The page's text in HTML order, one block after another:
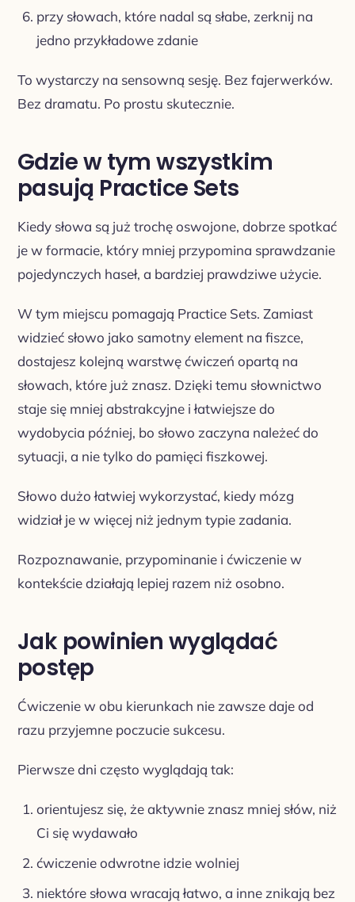
przy słowach, które nadal są słabe, zerknij na
jedno przykładowe zdanie
To wystarczy na sensowną sesję. Bez fajerwerków.
Bez dramatu. Po prostu skutecznie.
Gdzie w tym wszystkim
pasują Practice Sets
Kiedy słowa są już trochę oswojone, dobrze spotkać
je w formacie, który mniej przypomina sprawdzanie
pojedynczych haseł, a bardziej prawdziwe użycie.
W tym miejscu pomagają Practice Sets. Zamiast
widzieć słowo jako samotny element na fiszce,
dostajesz kolejną warstwę ćwiczeń opartą na
słowach, które już znasz. Dzięki temu słownictwo
staje się mniej abstrakcyjne i łatwiejsze do
wydobycia później, bo słowo zaczyna należeć do
sytuacji, a nie tylko do pamięci fiszkowej.
Słowo dużo łatwiej wykorzystać, kiedy mózg
widział je w więcej niż jednym typie zadania.
Rozpoznawanie, przypominanie i ćwiczenie w
kontekście działają lepiej razem niż osobno.
Jak powinien wyglądać
postęp
Ćwiczenie w obu kierunkach nie zawsze daje od
razu przyjemne poczucie sukcesu.
Pierwsze dni często wyglądają tak:
orientujesz się, że aktywnie znasz mniej słów, niż
Ci się wydawało
ćwiczenie odwrotne idzie wolniej
niektóre słowa wracają łatwo, a inne znikają bez